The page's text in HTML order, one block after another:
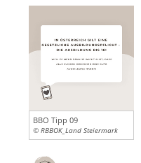
BBO Tipp 09
© RBBOK_Land Steiermark